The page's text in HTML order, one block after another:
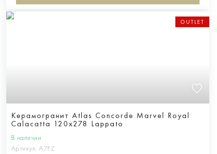
OUTLET
Керамогранит Atlas Concorde Marvel Royal
Calacatta 120x278 Lappato
В наличии
Артикул: A7FZ